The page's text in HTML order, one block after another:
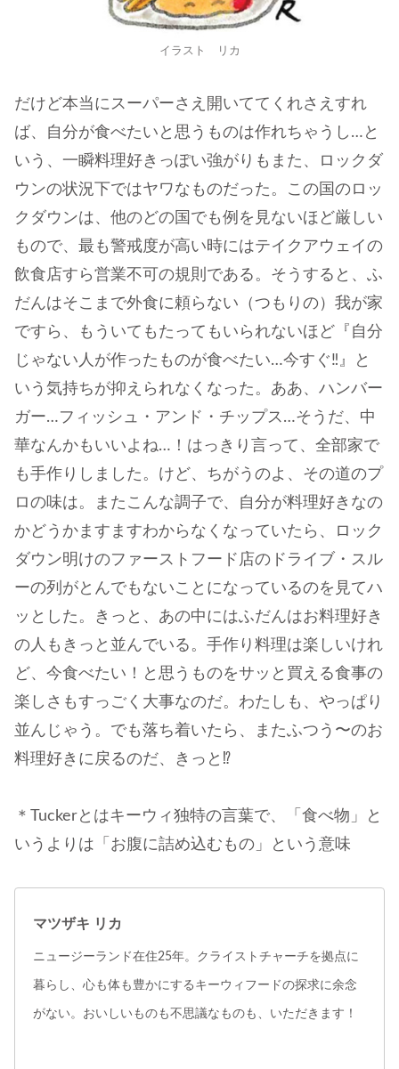
イラスト リカ
だけど本当にスーパーさえ開いててくれさえすれ
ば、自分が食べたいと思うものは作れちゃうし…と
いう、一瞬料理好きっぽい強がりもまた、ロックダ
ウンの状況下ではヤワなものだった。この国のロッ
クダウンは、他のどの国でも例を見ないほど厳しい
もので、最も警戒度が高い時にはテイクアウェイの
飲食店すら営業不可の規則である。そうすると、ふ
だんはそこまで外食に頼らない（つもりの）我が家
ですら、もういてもたってもいられないほど『自分
じゃない人が作ったものが食べたい…今すぐ‼』と
いう気持ちが抑えられなくなった。ああ、ハンバー
ガー…フィッシュ・アンド・チップス…そうだ、中
華なんかもいいよね…！はっきり言って、全部家で
も手作りしました。けど、ちがうのよ、その道のプ
ロの味は。またこんな調子で、自分が料理好きなの
かどうかますますわからなくなっていたら、ロック
ダウン明けのファーストフード店のドライブ・スル
ーの列がとんでもないことになっているのを見てハ
ッとした。きっと、あの中にはふだんはお料理好き
の人もきっと並んでいる。手作り料理は楽しいけれ
ど、今食べたい！と思うものをサッと買える食事の
楽しさもすっごく大事なのだ。わたしも、やっぱり
並んじゃう。でも落ち着いたら、またふつう〜のお
料理好きに戻るのだ、きっと⁉
＊Tuckerとはキーウィ独特の言葉で、「食べ物」と
いうよりは「お腹に詰め込むもの」という意味
マツザキ リカ
ニュージーランド在住25年。クライストチャーチを拠点に
暮らし、心も体も豊かにするキーウィフードの探求に余念
がない。おいしいものも不思議なものも、いただきます！